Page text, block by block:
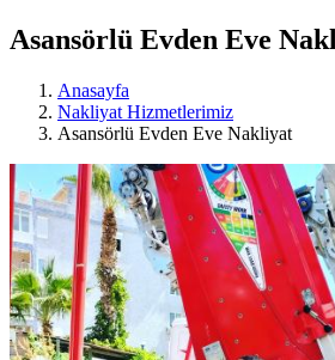
Asansörlü Evden Eve
Anasayfa
Nakliyat Hizmetlerimiz
Asansörlü Evden Eve Nakliyat